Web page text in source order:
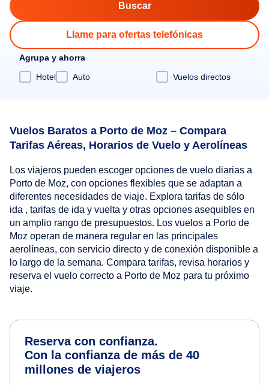
Llame para ofertas telefónicas
Agrupa y ahorra
Hotel
Auto Vuelos directos
Vuelos Baratos a Porto de Moz – Compara
Tarifas Aéreas, Horarios de Vuelo y Aerolíneas
Los viajeros pueden escoger opciones de vuelo diarias a
Porto de Moz, con opciones flexibles que se adaptan a
diferentes necesidades de viaje. Explora tarifas de sólo
ida , tarifas de ida y vuelta y otras opciones asequibles en
un amplio rango de presupuestos. Los vuelos a Porto de
Moz operan de manera regular en las principales
aerolíneas, con servicio directo y de conexión disponible a
lo largo de la semana. Compara tarifas, revisa horarios y
reserva el vuelo correcto a Porto de Moz para tu próximo
viaje.
Reserva con confianza.
Con la confianza de más de 40
millones de viajeros